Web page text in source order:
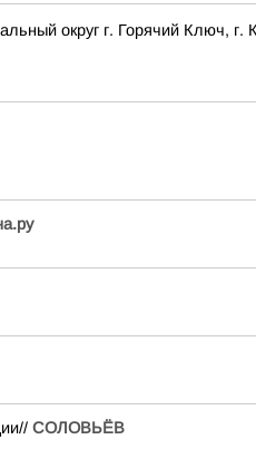
округ г. Горячий Ключ, г.
СОЛОВЬЁВ